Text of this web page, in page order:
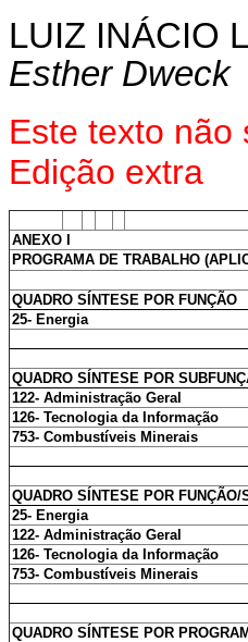
LUIZ INÁCIO
Esther Dweck
Este texto não
Edição extra
ANEXO I
PROGRAMA DE TRABALHO
QUADRO SÍNTESE POR FUNÇÃO
25- Energia
QUADRO SÍNTESE POR
122- Administração Geral
126- Tecnologia da Informação
753- Combustíveis Minerais
QUADRO SÍNTESE POR FUNÇÃO/
25- Energia
122- Administração Geral
126- Tecnologia da Informação
753- Combustíveis Minerais
QUADRO SÍNTESE POR